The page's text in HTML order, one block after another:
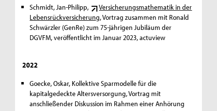
Schmidt, Jan-Philipp,
Versicherungsmathematik in der
Lebensrückversicherung, Vortrag zusammen mit Ronald
Schwärzler (GenRe) zum 75-jährigen Jubiläum der
DGVFM, veröffentlicht im Januar 2023, actuview
2022
Goecke, Oskar, Kollektive Sparmodelle für die
kapitalgedeckte Altersversorgung, Vortrag mit
anschließender Diskussion im Rahmen einer Anhörung